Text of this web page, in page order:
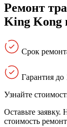
Ремонт
King Kong
Срок
Гарантия до
Узнайте
Оставьте
стоимость